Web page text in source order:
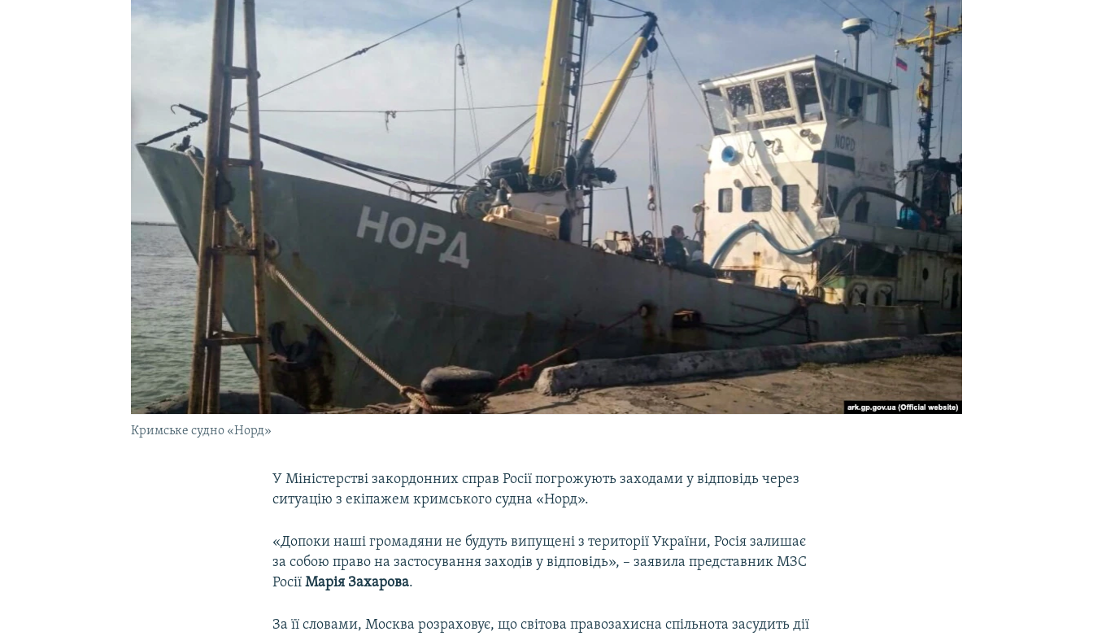
Кримське судно «Норд»
У Міністерстві закордонних справ Росії погрожують заходами у відповідь через
ситуацію з екіпажем кримського судна «Норд».
«Допоки наші громадяни не будуть випущені з території України, Росія залишає
за собою право на застосування заходів у відповідь», – заявила представник МЗС
РосіїМарія Захарова.
За її словами, Москва розраховує, що світова правозахисна спільнота засудить дії